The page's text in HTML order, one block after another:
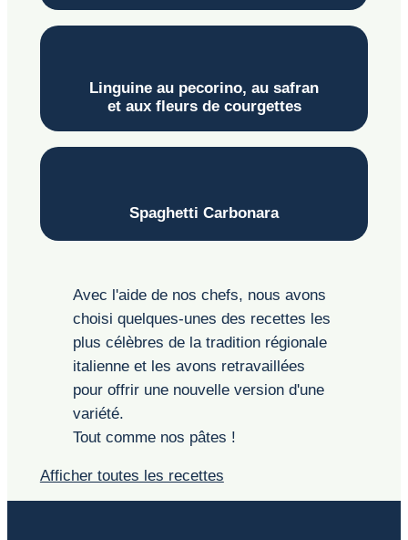
Linguine au pecorino, au safran
et aux fleurs de courgettes
Spaghetti Carbonara
Avec l'aide de nos chefs, nous avons
choisi quelques-unes des recettes les
plus célèbres de la tradition régionale
italienne et les avons retravaillées
pour offrir une nouvelle version d'une
variété.
Tout comme nos pâtes !
Afficher toutes les recettes